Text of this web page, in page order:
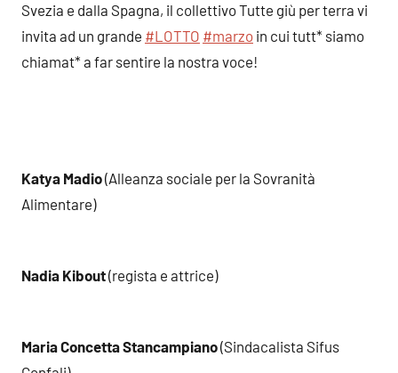
Svezia e dalla Spagna, il collettivo Tutte giù per terra vi
invita ad un grande #LOTTO #marzo in cui tutt* siamo
chiamat* a far sentire la nostra voce!
Katya Madio(Alleanza sociale per la Sovranità
Alimentare)
Nadia Kibout(regista e attrice)
Maria Concetta Stancampiano(Sindacalista Sifus